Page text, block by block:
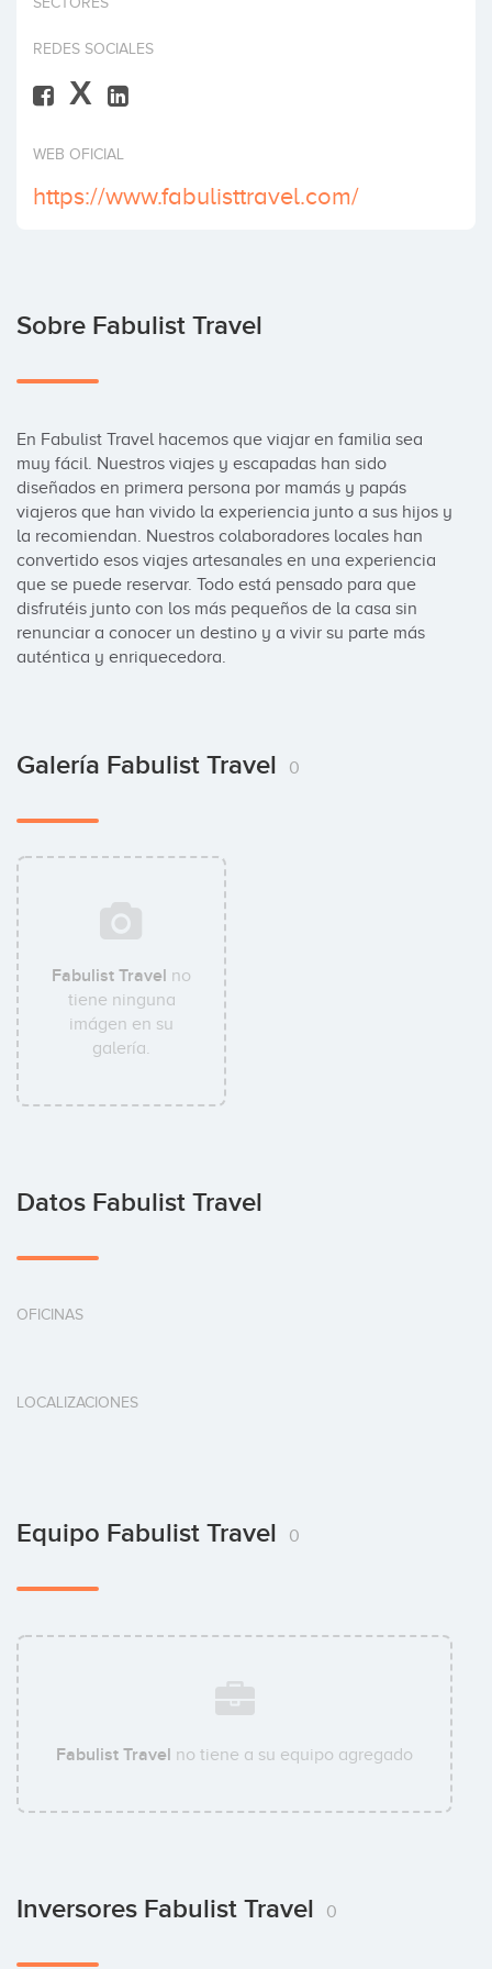
REDES SOCIALES
X
WEB OFICIAL
https://www.fabulisttravel.com/
Sobre Fabulist Travel
En Fabulist Travel hacemos que viajar en familia sea
muy fácil. Nuestros viajes y escapadas han sido
diseñados en primera persona por mamás y papás
viajeros que han vivido la experiencia junto a sus hijos y
la recomiendan. Nuestros colaboradores locales han
convertido esos viajes artesanales en una experiencia
que se puede reservar. Todo está pensado para que
disfrutéis junto con los más pequeños de la casa sin
renunciar a conocer un destino y a vivir su parte más
auténtica y enriquecedora.
Galería Fabulist Travel 0
Fabulist Travel no
tiene ninguna
imágen en su
galería.
Datos Fabulist Travel
OFICINAS
LOCALIZACIONES
Equipo Fabulist Travel 0
Fabulist Travel no tiene a su equipo agregado
Inversores Fabulist Travel 0